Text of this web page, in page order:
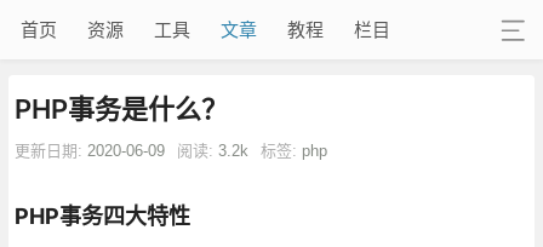
首页 资源 工具 文章 教程 栏目
PHP事务是什么？
更新日期: 2020-06-09 阅读: 3.2k 标签: php
PHP事务四大特性